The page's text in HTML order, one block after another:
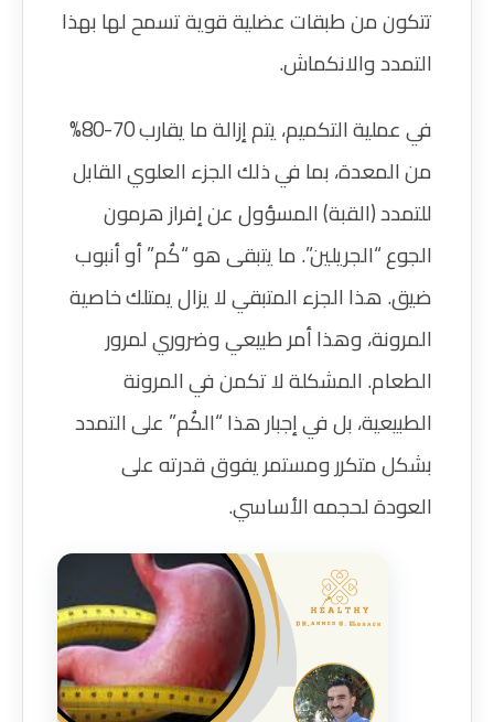
تتكون من طبقات عضلية قوية تسمح لها بهذا
التمدد والانكماش.
في عملية التكميم، يتم إزالة ما يقارب 70-80%
من المعدة، بما في ذلك الجزء العلوي القابل
للتمدد (القبة) المسؤول عن إفراز هرمون
الجوع “الجريلين”. ما يتبقى هو “كُم” أو أنبوب
ضيق. هذا الجزء المتبقي لا يزال يمتلك خاصية
المرونة، وهذا أمر طبيعي وضروري لمرور
الطعام. المشكلة لا تكمن في المرونة
الطبيعية، بل في إجبار هذا “الكُم” على التمدد
بشكل متكرر ومستمر يفوق قدرته على
العودة لحجمه الأساسي.